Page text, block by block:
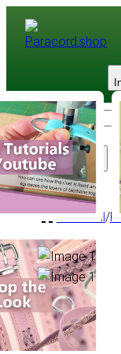
Sortiment
PPM Seil/